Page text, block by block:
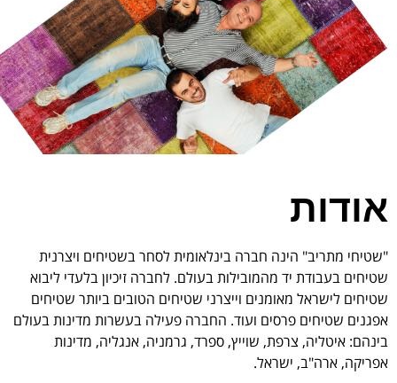
אודות
"שטיחי מתריב" הינה חברה בינלאומית לסחר בשטיחים ויצרנית
שטיחים בעבודת יד מהמובילות בעולם. לחברה זיכיון בלעדי ליבוא
שטיחים לישראל מאומנים וייצרני שטיחים הטובים ביותר שטיחים
אפגנים שטיחים פרסים ועוד. החברה פעילה בעשרות מדינות בעולם
בינהם: איטליה, צרפת, שוייץ, ספרד, גרמניה, אנגליה, מדינות
אפריקה, ארה"ב, ישראל.